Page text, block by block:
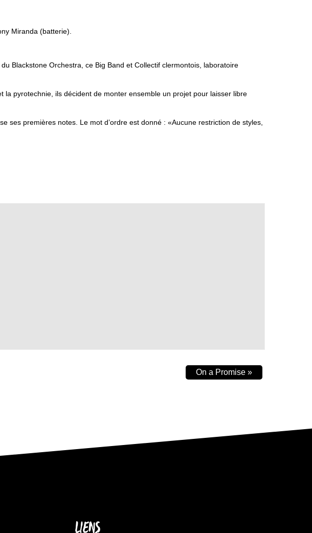
Miranda (batterie).
Blackstone Orchestra, ce Big Band et Collectif clermontois, laboratoire
pyrotechnie, ils décident de monter ensemble un projet pour laisser libre
ses premières notes. Le mot d’ordre est donné : «Aucune restriction de styles,
On a Promise »
LIENS